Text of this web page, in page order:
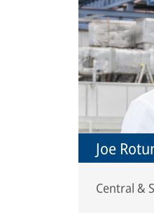
Joe
Central &